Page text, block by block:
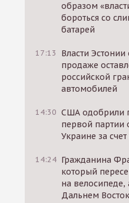
образом
бороться со
батарей
17:13
Власти
продаже
российской
автомобилей
14:30 США одобрили
первой партии
Украине за
14:24 Гражданина
который
на велосипеде,
Дальнем